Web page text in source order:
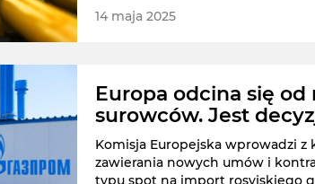
14 maja 2025
Europa odcina się od
surowców. Jest
Komisja Europejska wprowadzi z
zawierania nowych umów i
typu spot na import rosyjskiego